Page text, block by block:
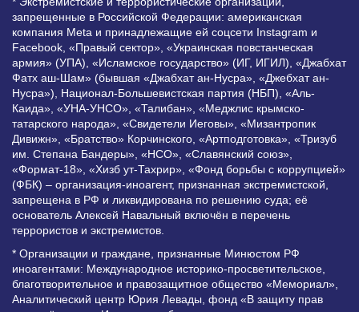
запрещенные в Российской Федерации: американская
компания Meta и принадлежащие ей соцсети Instagram и
Facebook, «Правый сектор», «Украинская повстанческая
армия» (УПА), «Исламское государство» (ИГ, ИГИЛ), «Джабхат
Фатх аш-Шам» (бывшая «Джабхат ан-Нусра», «Джебхат ан-
Нусра»), Национал-Большевистская партия (НБП), «Аль-
Каида», «УНА-УНСО», «Талибан», «Меджлис крымско-
татарского народа», «Свидетели Иеговы», «Мизантропик
Дивижн», «Братство» Корчинского, «Артподготовка», «Тризуб
им. Степана Бандеры», «НСО», «Славянский союз»,
«Формат-18», «Хизб ут-Тахрир», «Фонд борьбы с коррупцией»
(ФБК) – организация-иноагент, признанная экстремистской,
запрещена в РФ и ликвидирована по решению суда; её
основатель Алексей Навальный включён в перечень
террористов и экстремистов.
* Организации и граждане, признанные Минюстом РФ
иноагентами: Международное историко-просветительское,
благотворительное и правозащитное общество «Мемориал»,
Аналитический центр Юрия Левады, фонд «В защиту прав